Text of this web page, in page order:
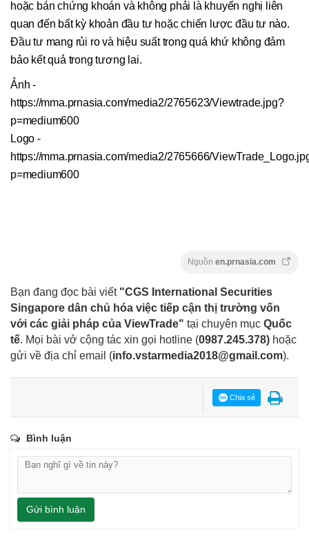
hoặc bán chứng khoán và không phải là khuyến nghị liên
quan đến bất kỳ khoản đầu tư hoặc chiến lược đầu tư nào.
Đầu tư mang rủi ro và hiệu suất trong quá khứ không đảm
bảo kết quả trong tương lai.
Ảnh -
https://mma.prnasia.com/media2/2765623/Viewtrade.jpg?
p=medium600
Logo -
https://mma.prnasia.com/media2/2765666/
p=medium600
Nguồn en.prnasia.com
Bạn đang đọc bài viết "CGS International Securities
Singapore dân chủ hóa việc tiếp cận thị trường vốn
với các giải pháp của ViewTrade" tại chuyên mục Quốc
tế. Mọi bài vở cộng tác xin gọi hotline (0987.245.378) hoặc
gửi về địa chỉ email (info.vstarmedia2018@gmail.com).
Chia sẻ
Bình luận
Gửi bình luận